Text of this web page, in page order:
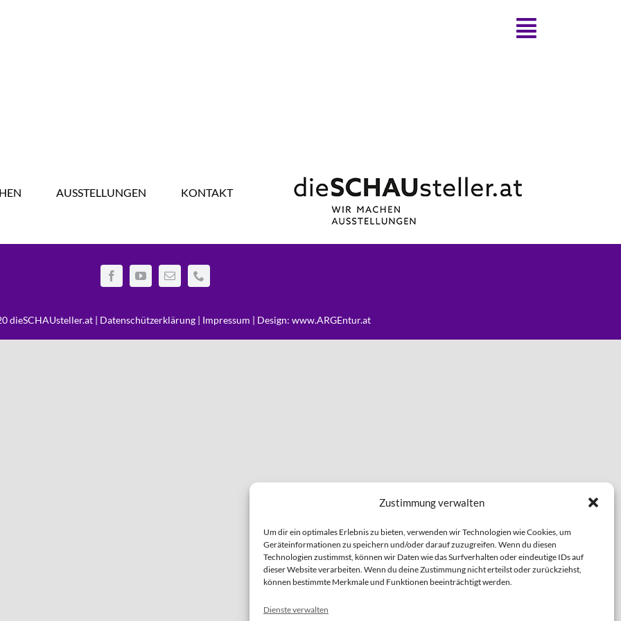
Zustimmung verwalten
Um dir ein optimales Erlebnis zu bieten, verwenden wir Technologien wie Cookies, um
Geräteinformationen zu speichern und/oder darauf zuzugreifen. Wenn du diesen
Technologien zustimmst, können wir Daten wie das Surfverhalten oder eindeutige IDs auf
dieser Website verarbeiten. Wenn du deine Zustimmung nicht erteilst oder zurückziehst,
können bestimmte Merkmale und Funktionen beeinträchtigt werden.
Dienste verwalten
AUSSTELLUNGEN KONTAKT
dieSCHAUsteller.at | Datenschützerklärung | Impressum | Design: www.ARGEntur.at